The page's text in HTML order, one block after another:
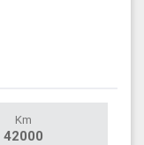
Km
42000